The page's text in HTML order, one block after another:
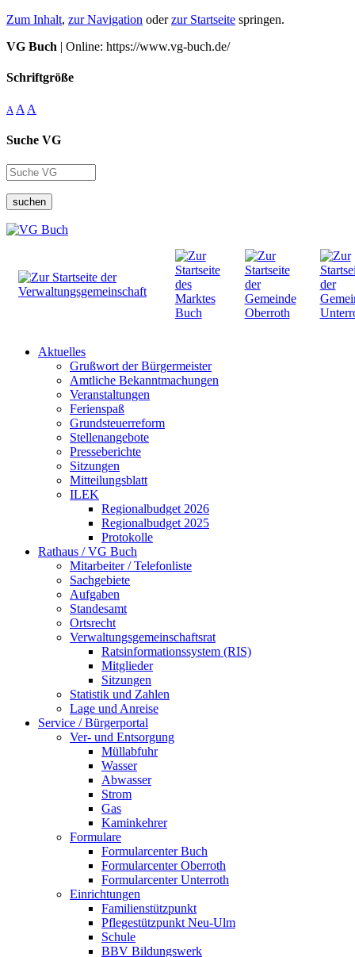
Zum Inhalt, zur Navigation oderzur Startseite springen.
VG Buch | Online: https://www.vg-buch.de/
Schriftgröße
A A A
Suche VG
suchen
Aktuelles
Grußwort der Bürgermeister
Amtliche Bekanntmachungen
Veranstaltungen
Ferienspaß
Grundsteuerreform
Stellenangebote
Presseberichte
Sitzungen
Mitteilungsblatt
ILEK
Regionalbudget 2026
Regionalbudget 2025
Protokolle
Rathaus / VG Buch
Mitarbeiter / Telefonliste
Sachgebiete
Aufgaben
Standesamt
Ortsrecht
Verwaltungsgemeinschaftsrat
Ratsinformationssystem (RIS)
Mitglieder
Sitzungen
Statistik und Zahlen
Lage und Anreise
Service / Bürgerportal
Ver- und Entsorgung
Müllabfuhr
Wasser
Abwasser
Strom
Gas
Kaminkehrer
Formulare
Formularcenter Buch
Formularcenter Oberroth
Formularcenter Unterroth
Einrichtungen
Familienstützpunkt
Pflegestützpunkt Neu-Ulm
Schule
BBV Bildungswerk